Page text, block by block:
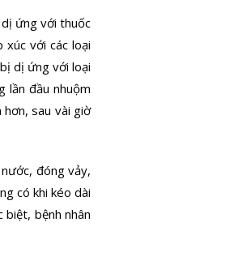
ứng với thuốc
với các loại
dị ứng với loại
lần đầu nhuộm
sau vài giờ
đóng vảy,
có khi kéo dài
bệnh nhân